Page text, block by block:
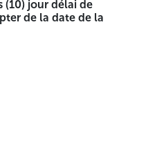
justifiés par les
et les references
2023-2024) égale ou plus
da).
(liste matériels
de matériel elle doit
(10) jour délai de
de la date de la